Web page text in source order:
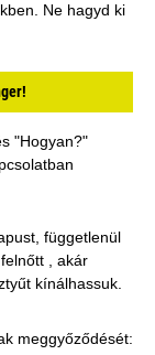
Ne hagyd ki
"Hogyan?"
függetlenül
, akár
kínálhassuk.
meggyőződését: